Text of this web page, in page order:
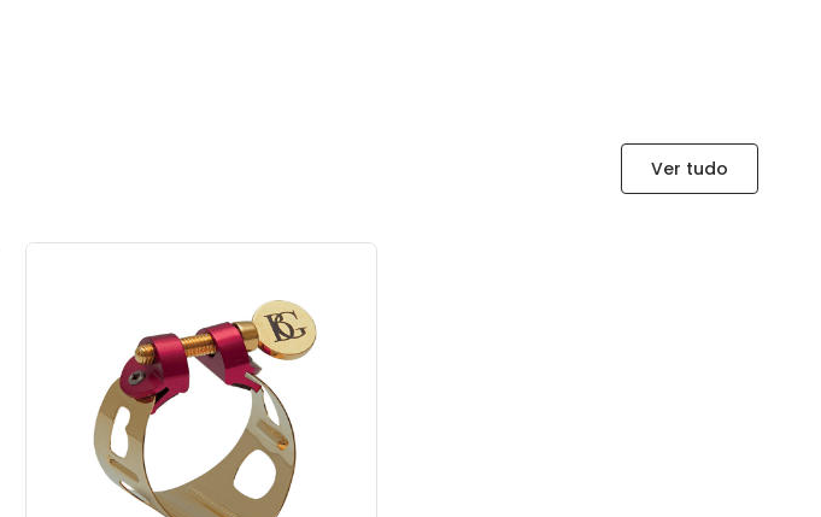
Ver tudo